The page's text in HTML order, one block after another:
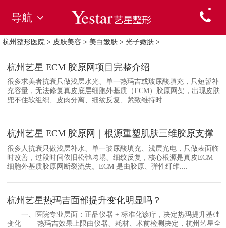
导航
杭州整形医院 > 皮肤美容 > 美白嫩肤 > 光子嫩肤 >
杭州艺星 ECM 胶原网项目完整介绍
很多求美者抗衰只做浅层水光、单一热玛吉或玻尿酸填充，只短暂补
充容量，无法修复真皮底层细胞外基质（ECM）胶原网架，出现皮肤
兜不住软组织、皮肉分离、细纹反复、紧致维持时....
杭州艺星 ECM 胶原网｜根源重塑肌肤三维胶原支撑
很多人抗衰只做浅层补水、单一玻尿酸填充、浅层光电，只做表面临
时改善，过段时间依旧松弛垮塌、细纹反复，核心根源是真皮ECM
细胞外基质胶原网断裂流失。ECM 是由胶原、弹性纤维....
杭州艺星热玛吉面部提升变化明显吗？
一、医院专业层面：正品仪器 + 标准化诊疗，决定热玛提升基础
变化 热玛吉效果上限由仪器、耗材、术前检测决定，杭州艺星全